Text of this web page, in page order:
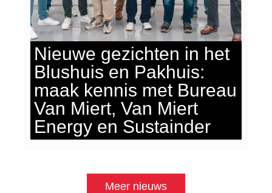
Nieuwe gezichten in het
Blushuis en Pakhuis:
maak kennis met Bureau
Van Miert, Van Miert
Energy en Sustainder
Meer nieuws